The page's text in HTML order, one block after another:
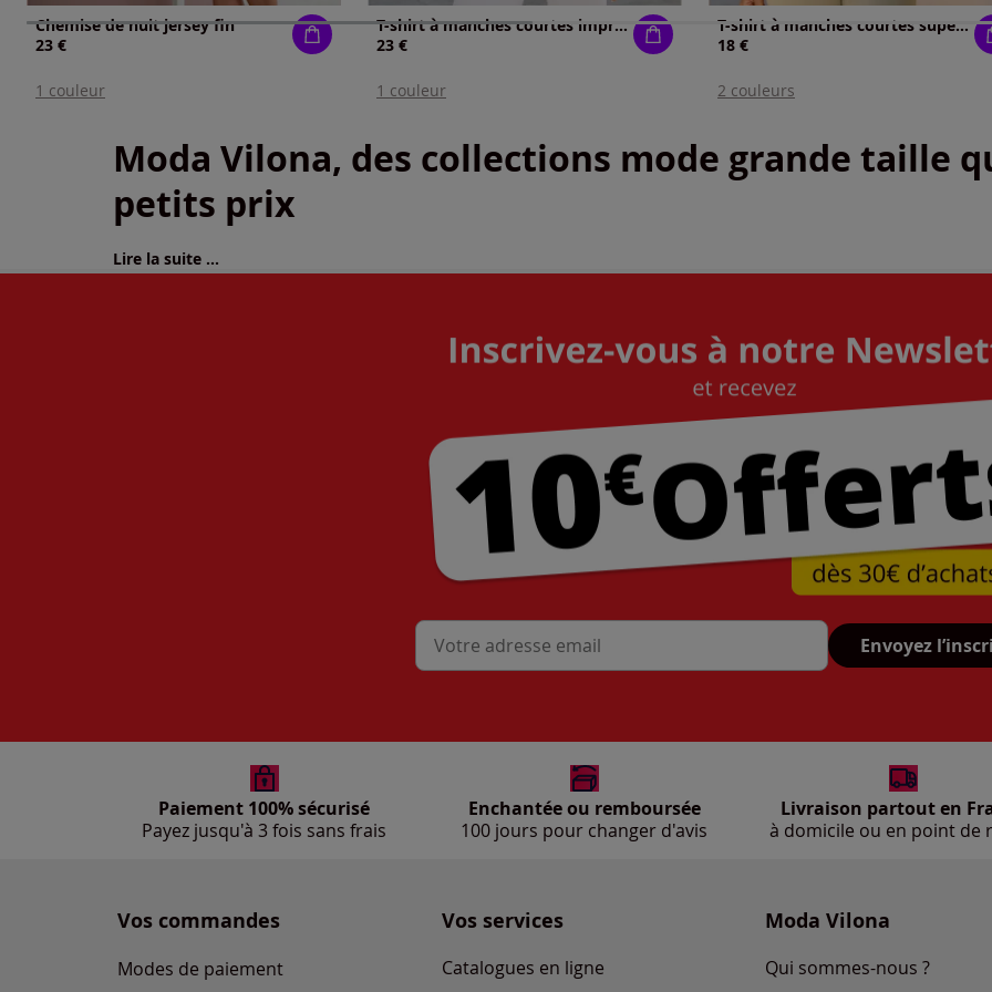
Chemise de nuit jersey fin
23 €
1 couleur
T-shirt à manches courtes imprimé graphique
23 €
1 couleur
T-shirt à manches courtes superbe imprimé brillant
18 €
2 couleurs
Moda Vilona, des collections mode grande taille
petits prix
Lire la suite ...
Mon adresse mail Envoyez
Paiement 100% sécurisé
Payez jusqu'à 3 fois sans frais
Enchantée ou remboursée
100 jours pour changer d'avis
Livraison partout en
à domicile ou en point de
Vos commandes
Modes de paiement
Vos services
Catalogues en ligne
Moda Vilona
Qui sommes-nous ?